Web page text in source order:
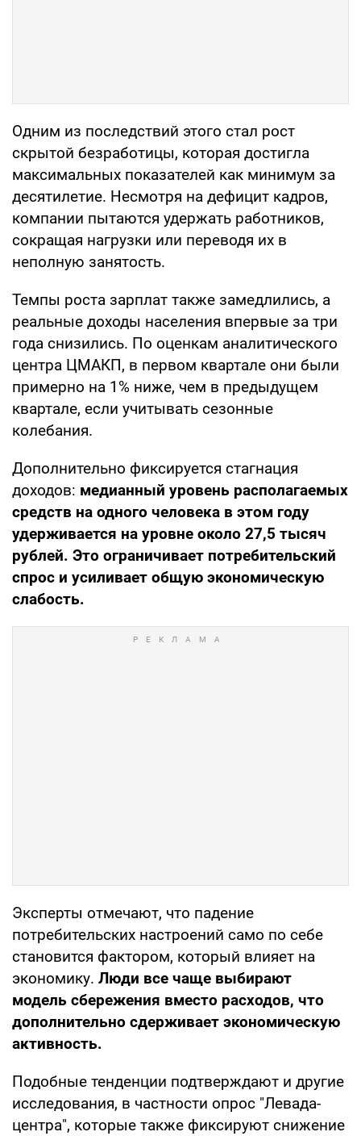
Одним из последствий этого стал рост
скрытой безработицы, которая достигла
максимальных показателей как минимум за
десятилетие. Несмотря на дефицит кадров,
компании пытаются удержать работников,
сокращая нагрузки или переводя их в
неполную занятость.
Темпы роста зарплат также замедлились, а
реальные доходы населения впервые за три
года снизились. По оценкам аналитического
центра ЦМАКП, в первом квартале они были
примерно на 1% ниже, чем в предыдущем
квартале, если учитывать сезонные
колебания.
Дополнительно фиксируется стагнация
доходов: медианный уровень располагаемых
средств на одного человека в этом году
удерживается на уровне около 27,5 тысяч
рублей. Это ограничивает потребительский
спрос и усиливает общую экономическую
слабость.
Эксперты отмечают, что падение
потребительских настроений само по себе
становится фактором, который влияет на
экономику. Люди все чаще выбирают
модель сбережения вместо расходов, что
дополнительно сдерживает экономическую
активность.
Подобные тенденции подтверждают и другие
исследования, в частности опрос "Левада-
центра", которые также фиксируют снижение